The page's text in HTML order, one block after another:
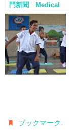
門新聞 Medical
Nutrition にて李承
憲氏のインタビュー
掲載
ブックマーク.